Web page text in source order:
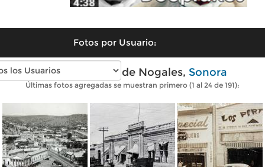
Fotos por Usuario:
Fotos antiguas de Nogales, Sonora
Últimas fotos agregadas se muestran primero (1 al 24 de 191):